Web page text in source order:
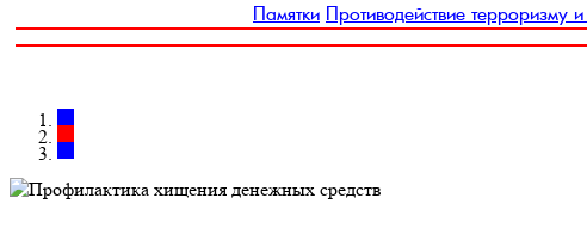
Памятки Противодействие терроризму